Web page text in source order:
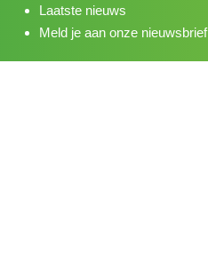
Laatste nieuws
Meld je aan onze nieuwsbrief